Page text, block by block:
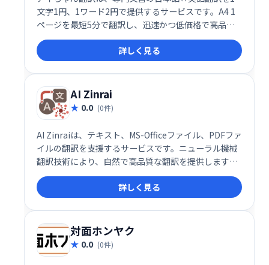
文字1円、1ワード2円で提供するサービスです。A4 1
ページを最短5分で翻訳し、迅速かつ低価格で高品質
な翻訳を実現します。
詳しく見る
AI Zinrai
0.0 (0件)
AI Zinraiは、テキスト、MS-Officeファイル、PDFファ
イルの翻訳を支援するサービスです。ニューラル機械
翻訳技術により、自然で高品質な翻訳を提供します。
多様なファイル形式に対応し、スムーズな業務効率化
を実現します。
詳しく見る
対面ホンヤク
0.0 (0件)